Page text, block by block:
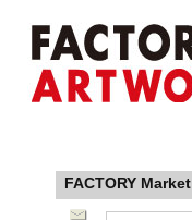
FACTORY Market